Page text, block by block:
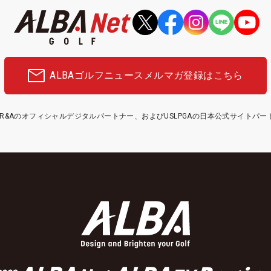
ALBAゴルフニュース メルマガ登録はこちら
のオフィシャルデジタルパートナー、およびUSLPGAの日本公式サイトパー